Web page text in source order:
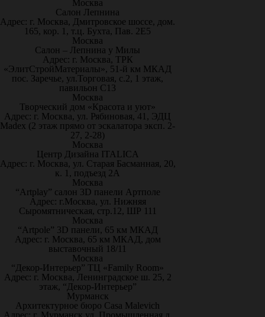
Москва
Салон Лепнина
Адрес: г. Москва, Дмитровское шоссе, дом.
165, кор. 1, т.ц. Бухта, Пав. 2Е5
Москва
Салон – Лепнина у Милы
Адрес: г. Москва, ТРК
«ЭлитСтройМатериалы», 51-й км МКАД
пос. Заречье, ул.Торговая, с.2, 1 этаж,
павильон С13
Москва
Творческий дом «Красота и уют»
Адрес: г. Москва, ул. Рябиновая, 41, ЭДЦ
Madex (2 этаж прямо от эскалатора эксп. 2-
27, 2-28)
Москва
Центр Дизайна ITALICA
Адрес: г. Москва, ул. Старая Басманная, 20,
к. 1, подъезд 2А
Москва
“Artplay” салон 3D панели Артполе
Адрес: г.Москва, ул. Нижняя
Сыромятническая, стр.12, ШР 111
Москва
“Artpole” 3D панели, 65 км МКАД
Адрес: г. Москва, 65 км МКАД, дом
выставочный 18/11
Москва
“Декор-Интерьер” ТЦ «Family Room»
Адрес: г. Москва, Ленинградское ш. 25, 2
этаж, “Декор-Интерьер”
Мурманск
Архитектурное бюро Casa Malevich
Адрес: г. Мурманск ул. Промышленная д.